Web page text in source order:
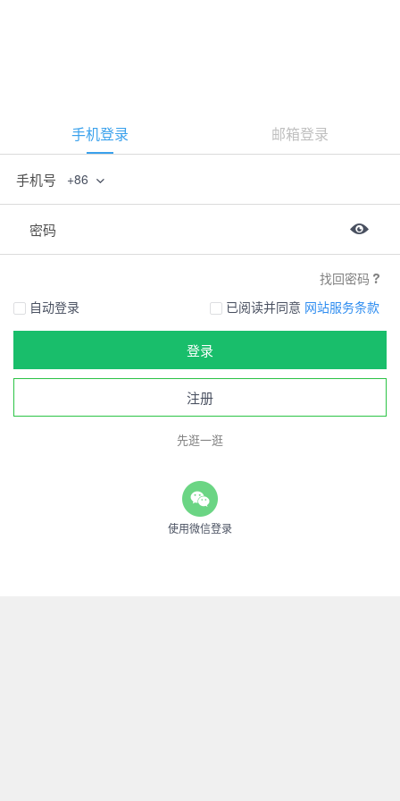
手机登录 邮箱登录
手机号 +86
密码
找回密码
自动登录
已阅读并同意 网站服务条款
登录
注册
先逛一逛
使用微信登录